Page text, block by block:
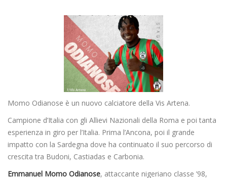
Momo Odianose è un nuovo calciatore della Vis Artena.
Campione d’Italia con gli Allievi Nazionali della Roma e poi tanta
esperienza in giro per l’Italia. Prima l’Ancona, poi il grande
impatto con la Sardegna dove ha continuato il suo percorso di
crescita tra Budoni, Castiadas e Carbonia.
Emmanuel Momo Odianose, attaccante nigeriano classe ’98,